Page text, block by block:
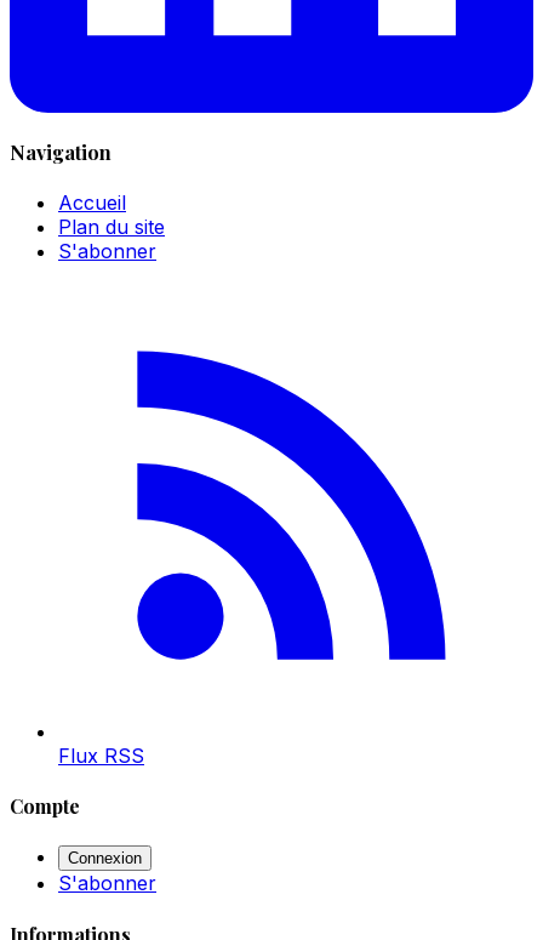
Navigation
Accueil
Plan du site
S'abonner
Flux RSS
Compte
Connexion
S'abonner
Informations